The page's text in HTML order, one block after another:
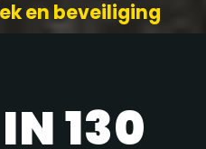
en beveiliging
130